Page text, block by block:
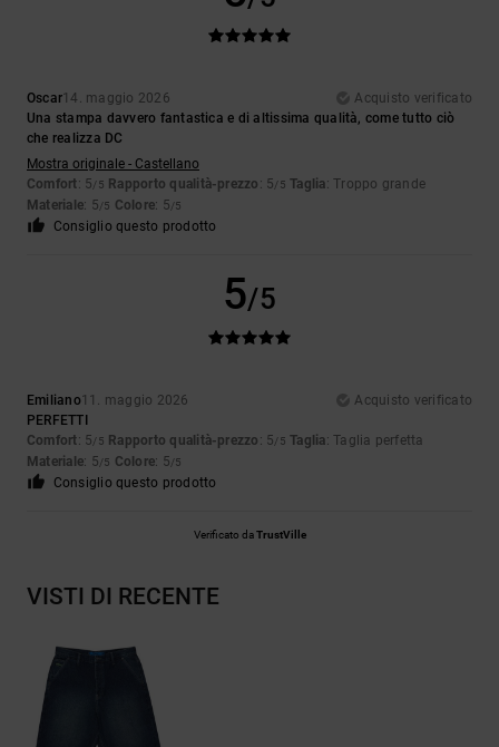
Oscar14. maggio 2026
Acquisto verificato
Una stampa davvero fantastica e di altissima qualità, come tutto ciò
che realizza DC
Mostra originale - Castellano
Comfort: 5/5 Rapporto qualità-prezzo : 5/5 Taglia: Troppo grande
Materiale: 5/5 Colore: 5/5
Consiglio questo prodotto
5/5
Emiliano11. maggio 2026
Acquisto verificato
PERFETTI
Comfort: 5/5 Rapporto qualità-prezzo : 5/5 Taglia: Taglia perfetta
Materiale: 5/5 Colore: 5/5
Consiglio questo prodotto
Verificato daTrustVille
VISTI DI RECENTE